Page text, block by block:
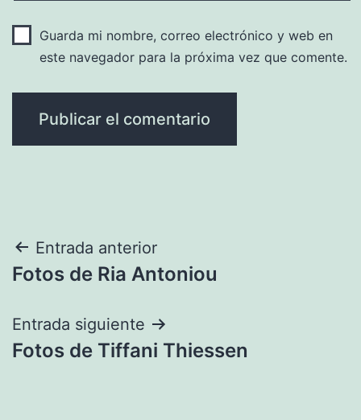
Guarda mi nombre, correo electrónico y web en
este navegador para la próxima vez que comente.
Navegación
de
entradas
Entrada anterior
Fotos de Ria Antoniou
Entrada siguiente
Fotos de Tiffani Thiessen